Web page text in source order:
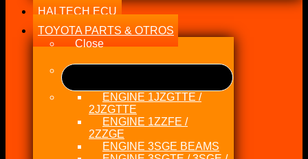
HALTECH ECU
TOYOTA PARTS & OTROS
Close
ENGINE 1JZGTTE /
2JZGTTE
ENGINE 1ZZFE /
2ZZGE
ENGINE 3SGE BEAMS